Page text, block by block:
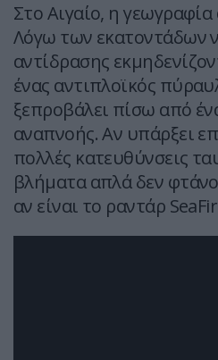
Στο Αιγαίο, η γεωγραφία
Λόγω των εκατοντάδων
αντίδρασης
ένας αντιπλοϊκός
ξεπροβάλει πίσω από
αναπνοής. Αν υπάρξει
πολλές κατευθύνσεις
βλήματα απλά δεν
αν είναι το ραντάρ